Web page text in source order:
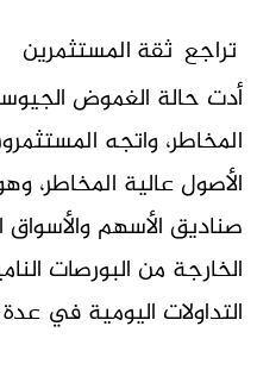
تراجع ثقة المستثمرين
أدت حالة الغموض
المخاطر، واتجه
الأصول عالية المخاطر،
صناديق الأسهم والأسواق
الخارجة من البورصات
التداولات اليومية في